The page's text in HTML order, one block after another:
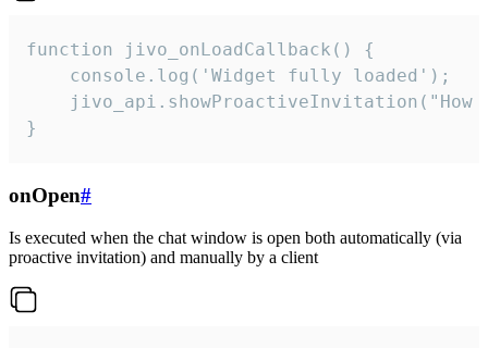
function jivo_onLoadCallback() {
    console.log('Widget fully loaded');
jivo_api.showProactiveInvitation("How
}
onOpen#
Is executed when the chat window is open both automatically (via
proactive invitation) and manually by a client